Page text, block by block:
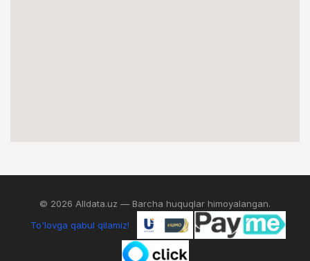
© 2026 Alldata.uz — Barcha huquqlar himoyalangan.
To'lovga qabul qilamiz!